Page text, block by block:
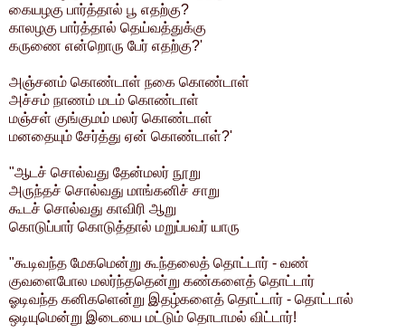
கையழகு பார்த்தால் பூ எதற்கு?
காலழகு பார்த்தால் தெய்வத்துக்கு
கருணை என்றொரு பேர் எதற்கு?'
அஞ்சனம் கொண்டாள் நகை கொண்டாள்
அச்சம் நாணம் மடம் கொண்டாள்
மஞ்சள் குங்குமம் மலர் கொண்டாள்
மனதையும் சேர்த்து ஏன் கொண்டாள்?'
"ஆடச் சொல்வது தேன்மலர் நூறு
அருந்தச் சொல்வது மாங்கனிச் சாறு
கூடச் சொல்வது காவிரி ஆறு
கொடுப்பார் கொடுத்தால் மறுப்பவர் யாரு
"கூடிவந்த மேகமென்று கூந்தலைத் தொட்டார் - வண்
குவளைபோல மலர்ந்ததென்று கண்களைத் தொட்டார்
ஓடிவந்த கனிகளென்று இதழ்களைத் தொட்டார் - தொட்டால்
ஒடியுமென்று இடையை மட்டும் தொடாமல் விட்டார்!